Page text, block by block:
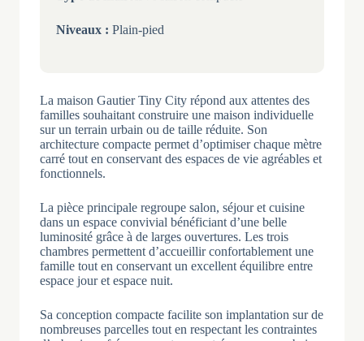
Niveaux : Plain-pied
La maison Gautier Tiny City répond aux attentes des
familles souhaitant construire une maison individuelle
sur un terrain urbain ou de taille réduite. Son
architecture compacte permet d’optimiser chaque mètre
carré tout en conservant des espaces de vie agréables et
fonctionnels.
La pièce principale regroupe salon, séjour et cuisine
dans un espace convivial bénéficiant d’une belle
luminosité grâce à de larges ouvertures. Les trois
chambres permettent d’accueillir confortablement une
famille tout en conservant un excellent équilibre entre
espace jour et espace nuit.
Sa conception compacte facilite son implantation sur de
nombreuses parcelles tout en respectant les contraintes